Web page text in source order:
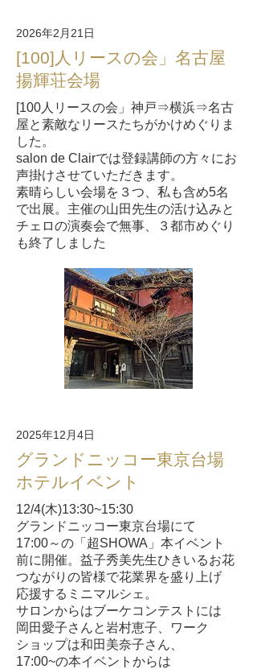
2026年2月21日
[100]人リースの会」名古屋
揚輝荘会場
[100人リースの会」神戸⇒横浜⇒名古
屋と素敵なリースたちがかけめぐりま
した。
salon de Clairでは登録講師の方々にお
声掛けさせていただきます。
素晴らしい会場を３つ、私も含め5名
で出展。主催の山田先生の活け込みと
チェロの演奏会で無事、３都市めぐり
も終了しました
2025年12月4日
グランドニッコー東京台場
ホテルイベント
12/4(木)13:30~15:30
グランドニッコー東京台場にて
17:00～の「超SHOWA」本イベント
前に開催。益子秀美先生ひきいるお花
つながりの皆様で花業界を盛り上げ
応援するミニマルシェ。
サロンからはブーケコンテストには
岡田愛子さんと岩村恵子、ワーク
ショップは和田美奈子さん、
17:00~の本イベントからは